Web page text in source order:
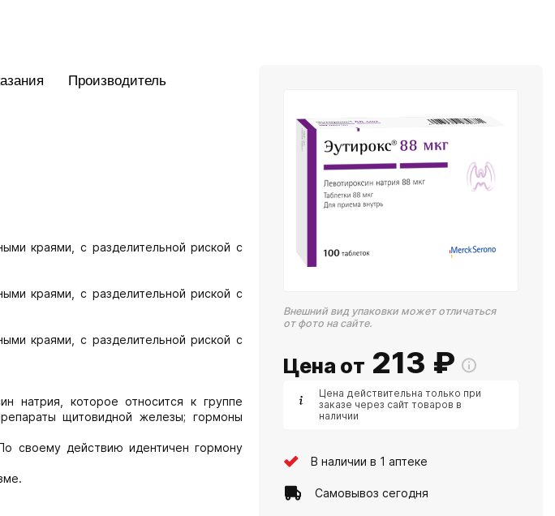
Производитель
краями, с разделительной риской с
краями, с разделительной риской с
краями, с разделительной риской с
натрия, которое относится к группе
щитовидной железы; гормоны
своему действию идентичен гормону
Внешний вид упаковки может отличаться
от фото на сайте.
Цена от 213 ₽
Цена действительна только при
заказе через сайт товаров в
наличии
В наличии в 1 аптеке
Самовывоз сегодня